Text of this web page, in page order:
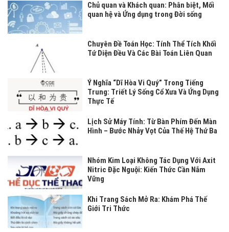
Chủ quan và Khách quan: Phân biệt, Mối
quan hệ và Ứng dụng trong Đời sống
Chuyên Đề Toán Học: Tính Thể Tích Khối
Tứ Diện Đều Và Các Bài Toán Liên Quan
Ý Nghĩa “Dĩ Hòa Vi Quý” Trong Tiếng
Trung: Triết Lý Sống Cổ Xưa Và Ứng Dụng
Thực Tế
Lịch Sử Máy Tính: Từ Bàn Phím Đến Màn
Hình – Bước Nhảy Vọt Của Thế Hệ Thứ Ba
Nhóm Kim Loại Không Tác Dụng Với Axit
Nitric Đặc Nguội: Kiến Thức Cần Nắm
Vững
Khi Trang Sách Mở Ra: Khám Phá Thế
Giới Tri Thức